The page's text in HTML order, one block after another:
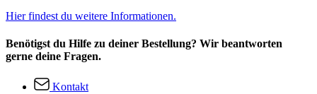
Hier findest du weitere Informationen.
Benötigst du Hilfe zu deiner Bestellung? Wir beantworten
gerne deine Fragen.
Kontakt